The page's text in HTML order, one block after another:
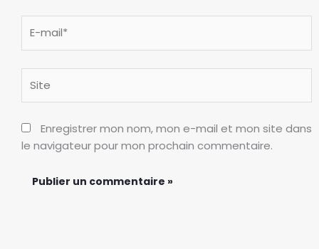
mail*
Enregistrer mon nom, mon e-mail et mon site dans
le navigateur pour mon prochain commentaire.